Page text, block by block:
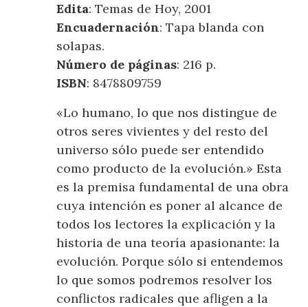
Edita: Temas de Hoy, 2001
Encuadernación: Tapa blanda con
solapas.
Número de páginas: 216 p.
ISBN: 8478809759
«Lo humano, lo que nos distingue de
otros seres vivientes y del resto del
universo sólo puede ser entendido
como producto de la evolución.» Esta
es la premisa fundamental de una obra
cuya intención es poner al alcance de
todos los lectores la explicación y la
historia de una teoría apasionante: la
evolución. Porque sólo si entendemos
lo que somos podremos resolver los
conflictos radicales que afligen a la